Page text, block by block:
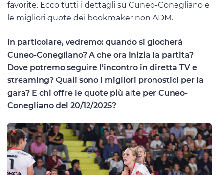
favorite. Ecco tutti i dettagli su Cuneo-Conegliano e
le migliori quote dei bookmaker non ADM.
In particolare, vedremo: quando si giocherà
Cuneo-Conegliano? A che ora inizia la partita?
Dove potremo seguire l’incontro in diretta TV e
streaming? Quali sono i migliori pronostici per la
gara? E chi offre le quote più alte per Cuneo-
Conegliano del 20/12/2025?